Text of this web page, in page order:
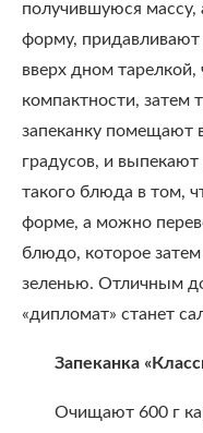
получившуюся массу,
форму, придавливают
вверх дном
компактности, затем
запеканку помещают
градусов, и
такого блюда в том,
форме, а можно
блюдо, которое
зеленью. Отличным
«дипломат» станет
Запеканка
Очищают 600 г